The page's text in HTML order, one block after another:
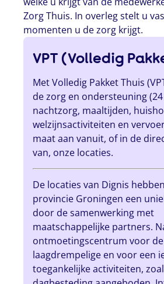
Zorg Thuis. In overleg stelt u
momenten u de zorg krijgt.
VPT (Volledig
Met Volledig Pakket Thuis
de zorg en ondersteuning
nachtzorg, maaltijden,
welzijnsactiviteiten en
maat aan vanuit, of in de
van, onze locaties.
De locaties van Dignis
provincie Groningen een
door de samenwerking met
maatschappelijke partners.
ontmoetingscentrum voor
laagdrempelige en voor een
toegankelijke activiteiten,